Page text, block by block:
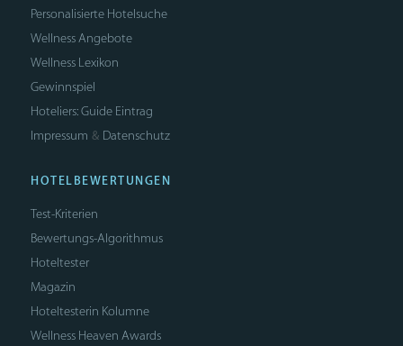
Personalisierte Hotelsuche
Wellness Angebote
Wellness Lexikon
Gewinnspiel
Hoteliers: Guide Eintrag
Impressum & Datenschutz
HOTELBEWERTUNGEN
Test-Kriterien
Bewertungs-Algorithmus
Hoteltester
Magazin
Hoteltesterin Kolumne
Wellness Heaven Awards